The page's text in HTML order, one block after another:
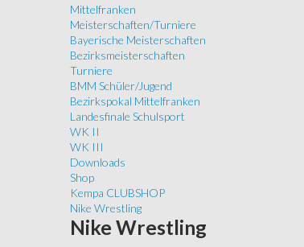
Mittelfranken
Meisterschaften/Turniere
Bayerische Meisterschaften
Bezirksmeisterschaften
Turniere
BMM Schüler/Jugend
Bezirkspokal Mittelfranken
Landesfinale Schulsport
WK II
WK III
Downloads
Shop
Kempa CLUBSHOP
Nike Wrestling
Nike Wrestling